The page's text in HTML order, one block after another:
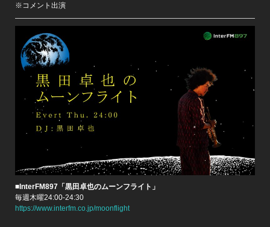
※コメント出演
■InterFM897「黒田卓也のムーンフライト」
毎週木曜24:00-24:30
https://www.interfm.co.jp/moonflight